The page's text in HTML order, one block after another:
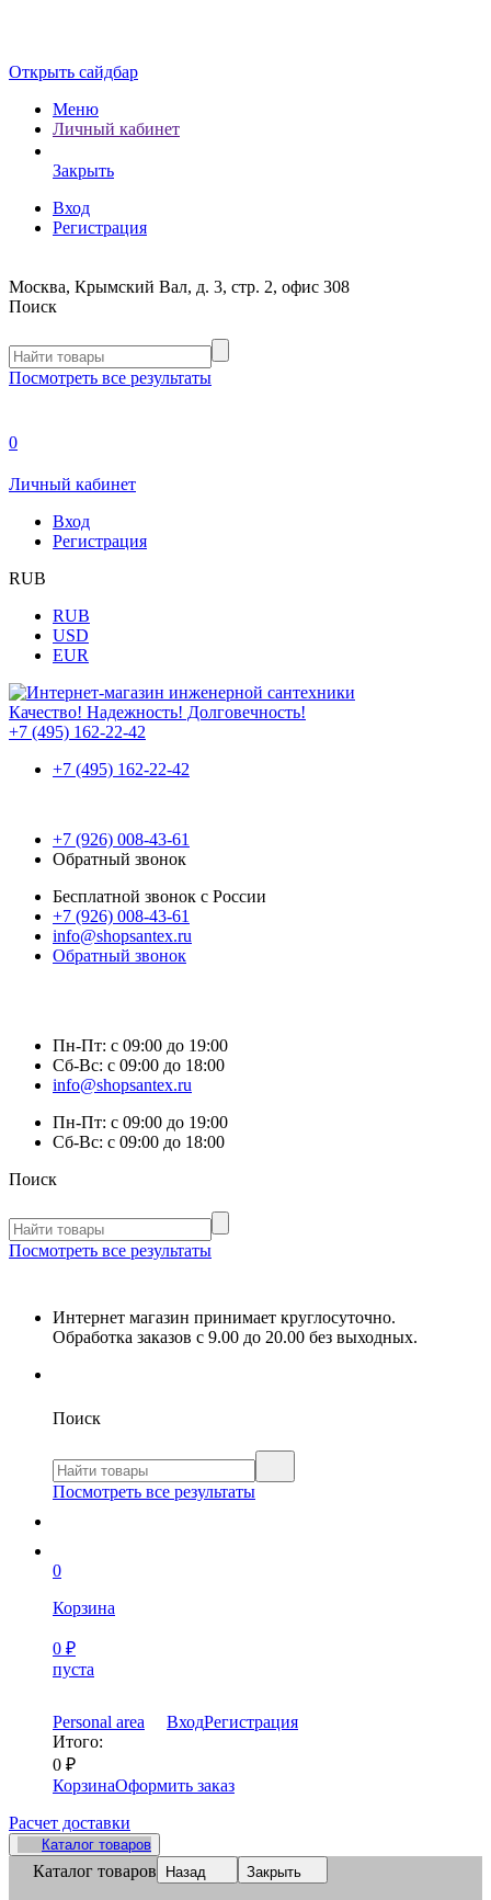
Открыть сайдбар
Меню
Личный кабинет
Закрыть
Вход
Регистрация
Москва, Крымский Вал, д. 3, стр. 2, офис 308
Поиск
Посмотреть все результаты
0
Личный кабинет
Вход
Регистрация
RUB
RUB
USD
EUR
Качество! Надежность! Долговечность!
+7 (495) 162-22-42
+7 (495) 162-22-42
+7 (926) 008-43-61
Обратный звонок
Бесплатной звонок с России
+7 (926) 008-43-61
info@shopsantex.ru
Обратный звонок
Пн-Пт: с 09:00 до 19:00
Сб-Вс: с 09:00 до 18:00
info@shopsantex.ru
Пн-Пт: с 09:00 до 19:00
Сб-Вс: с 09:00 до 18:00
Поиск
Посмотреть все результаты
Интернет магазин принимает круглосуточно.
Обработка заказов с 9.00 до 20.00 без выходных.
Поиск
Посмотреть все результаты
0
Корзина
0 ₽
пуста
Personal area ВходРегистрация
Итого:
0 ₽
КорзинаОформить заказ
Расчет доставки
Каталог товаров
Каталог товаров Назад Закрыть